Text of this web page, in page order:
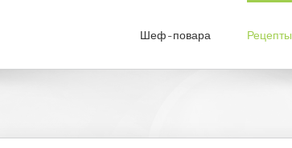
Шеф-повара Рецепты